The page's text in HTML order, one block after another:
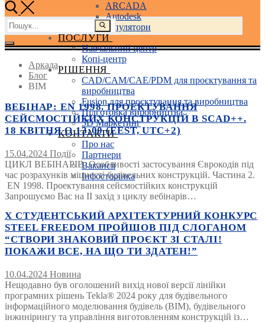
ARCADA
Autodesk
3D маніпулятори
ПОСЛУГИ
Навчальний центр
Копі-центр
РІШЕННЯ
CAD/CAM/CAE/PDM для проєктування та
виробництва
Fusion для проєктування та виробництва
Підготовка виробництва
3D Маркетинг
КОНТАКТИ
Про нас
Партнери
Вакансії
Інфосторінка
Пошук:
Аркада
Блог
BIM
ВЕБІНАР: EN 1998. ПРОЕКТУВАННЯ
СЕЙСМОСТІЙКИХ КОНСТРУКЦІЙ В SCAD++.
18 КВІТНЯ О 13:00 (EEST, UTC+2)
15.04.2024 Події
ЦИКЛ ВЕБІНАРІВ. Особливості застосування Єврокодів під
час розрахунків міцності будівельних конструкцій. Частина 2.
EN 1998. Проектування сейсмостійких конструкцій
Запрошуємо Вас на ІІ захід з циклу вебінарів…
Х СТУДЕНТСЬКИЙ АРХІТЕКТУРНИЙ КОНКУРС
STEEL FREEDOM ПРОЙШОВ ПІД СЛОГАНОМ
“СТВОРИ ЗНАКОВИЙ ПРОЄКТ ЗІ СТАЛІ!
ПОКАЖИ ВСЕ, НА ЩО ТИ ЗДАТЕН!”
10.04.2024 Новина
Нещодавно був оголошений вихід нової версії лінійки
програмних рішень Tekla® 2024 року для будівельного
інформаційного моделювання будівель (BIM), будівельного
інжинірингу та управління виготовленням конструкцій із…